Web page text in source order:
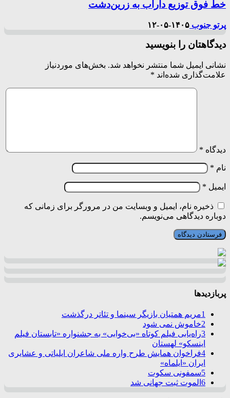
خط فوق توزیع داراب به زرین‌دشت
پرتو جنوب ۱۴۰۵-۰۵-۱۲
دیدگاهتان را بنویسید
نشانی ایمیل شما منتشر نخواهد شد. بخش‌های موردنیاز
علامت‌گذاری شده‌اند *
دیدگاه *
نام *
ایمیل *
ذخیره نام، ایمیل و وبسایت من در مرورگر برای زمانی که
دوباره دیدگاهی می‌نویسم.
پربازدیدها
1مریم همتیان بازیگر سینما و تئاتر درگذشت
2خاموش نمی شود
3راه‌یابی فیلم کوتاه «بی‌خوابی» به جشنواره «تابستان فیلم
اینسکو» لهستان
4فراخوان همایش طرح واره ملی شاعران ایلیاتی و عشایری
ایران «ایلماه»
5سمفونی سکوت
6 الموت ثبت جهانی شد